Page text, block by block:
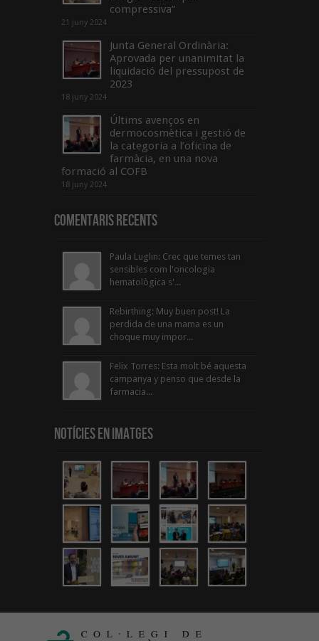
compressiva”
21 juny 2024
Junta General Ordinària:
Aprovada per unanimitat la
liquidació del pressupost de
2023
18 juny 2024
Últims avenços en
dermocosmètica i gestió de
la categoria a l’oficina de
farmàcia, en una nova
formació al COFB
18 juny 2024
Comentaris Recents
Paula Luglin: Crec que temes tan
sensibles com l'oncologia
hematològica s'...
Rebirthing: Muy buen post! La
perdida de una mama es un
choque muy impor...
Felix Torres: Esta molt bé aquesta
campanya y penso que desde la
farmacia...
Notícies en Imatges